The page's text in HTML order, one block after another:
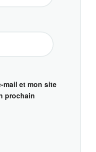
mail et mon site
prochain